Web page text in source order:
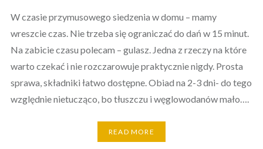
W czasie przymusowego siedzenia w domu – mamy
wreszcie czas. Nie trzeba się ograniczać do dań w 15 minut.
Na zabicie czasu polecam – gulasz. Jedna z rzeczy na które
warto czekać i nie rozczarowuje praktycznie nigdy. Prosta
sprawa, składniki łatwo dostępne. Obiad na 2-3 dni- do tego
względnie nietucząco, bo tłuszczu i węglowodanów mało….
READ MORE